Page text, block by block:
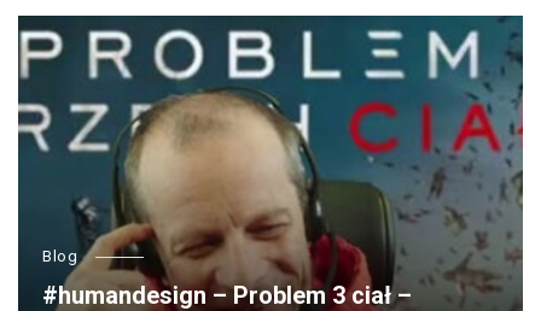
Blog
#humandesign – Problem 3 ciał –